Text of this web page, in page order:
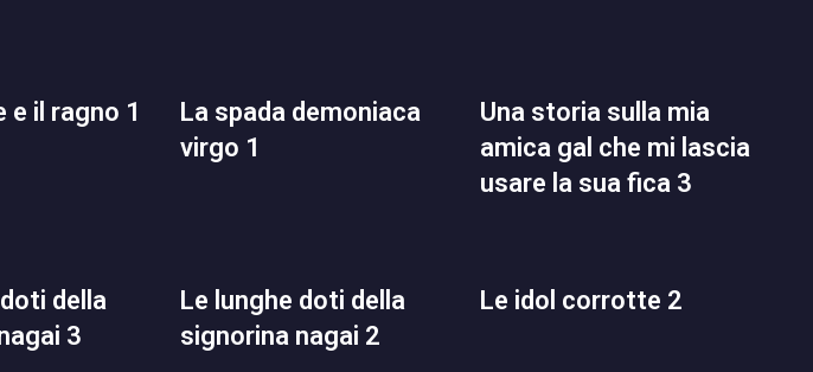
e il ragno 1
la spada demoniaca
virgo 1
una storia sulla mia
amica gal che mi lascia
usare la sua fica 3
3
le lunghe doti della
signorina nagai 2
le idol corrotte 2